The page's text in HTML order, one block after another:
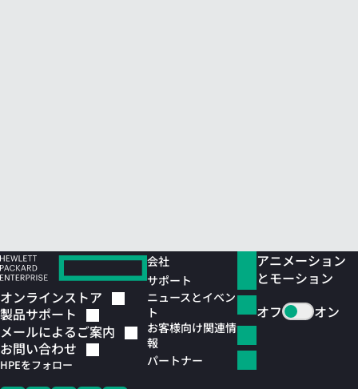
オンラインストア
製品サポート
メールによるご案内
お問い合わせ
HPEをフォロー
会社
サポート
ニュースとイベン
ト
お客様向け関連情
報
パートナー
アニメーション
とモーション
オフ
オン